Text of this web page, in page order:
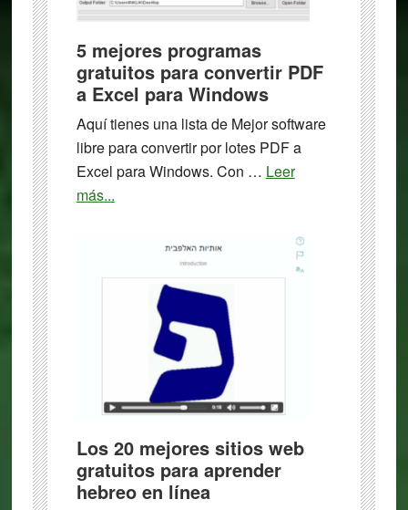
5 mejores programas
gratuitos para convertir PDF
a Excel para Windows
Aquí tienes una lista de Mejor software
libre para convertir por lotes PDF a
Excel para Windows. Con … Leer
más...about
mejores
programas
gratuitos
convertir
Excel
Windows
Los 20 mejores sitios web
gratuitos para aprender
hebreo en línea